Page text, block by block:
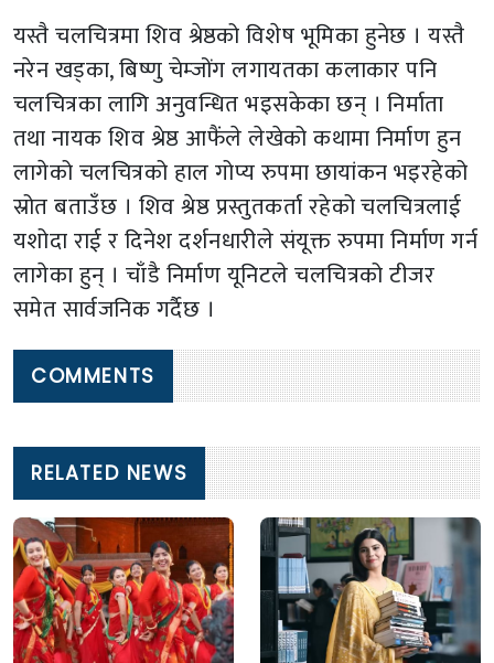
यस्तै चलचित्रमा शिव श्रेष्ठको विशेष भूमिका हुनेछ । यस्तै
नरेन खड्का, बिष्णु चेम्जोंग लगायतका कलाकार पनि
चलचित्रका लागि अनुवन्धित भइसकेका छन् । निर्माता
तथा नायक शिव श्रेष्ठ आफैंले लेखेको कथामा निर्माण हुन
लागेको चलचित्रको हाल गोप्य रुपमा छायांकन भइरहेको
स्रोत बताउँछ । शिव श्रेष्ठ प्रस्तुतकर्ता रहेको चलचित्रलाई
यशोदा राई र दिनेश दर्शनधारीले संयूक्त रुपमा निर्माण गर्न
लागेका हुन् । चाँडै निर्माण यूनिटले चलचित्रको टीजर
समेत सार्वजनिक गर्दैछ ।
COMMENTS
RELATED NEWS